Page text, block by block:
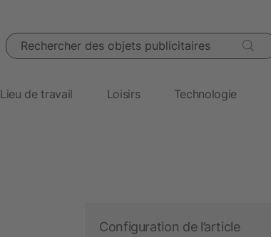
Rechercher des objets publicitaires
Lieu de travail Loisirs Technologie
Configuration de l’article